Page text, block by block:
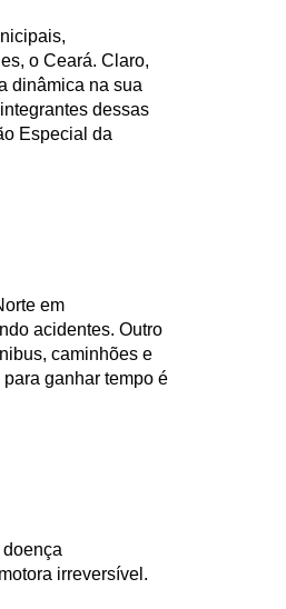
o Ceará. Claro,
dinâmica na sua
dessas
Especial da
em
acidentes. Outro
caminhões e
ganhar tempo é
irreversível.